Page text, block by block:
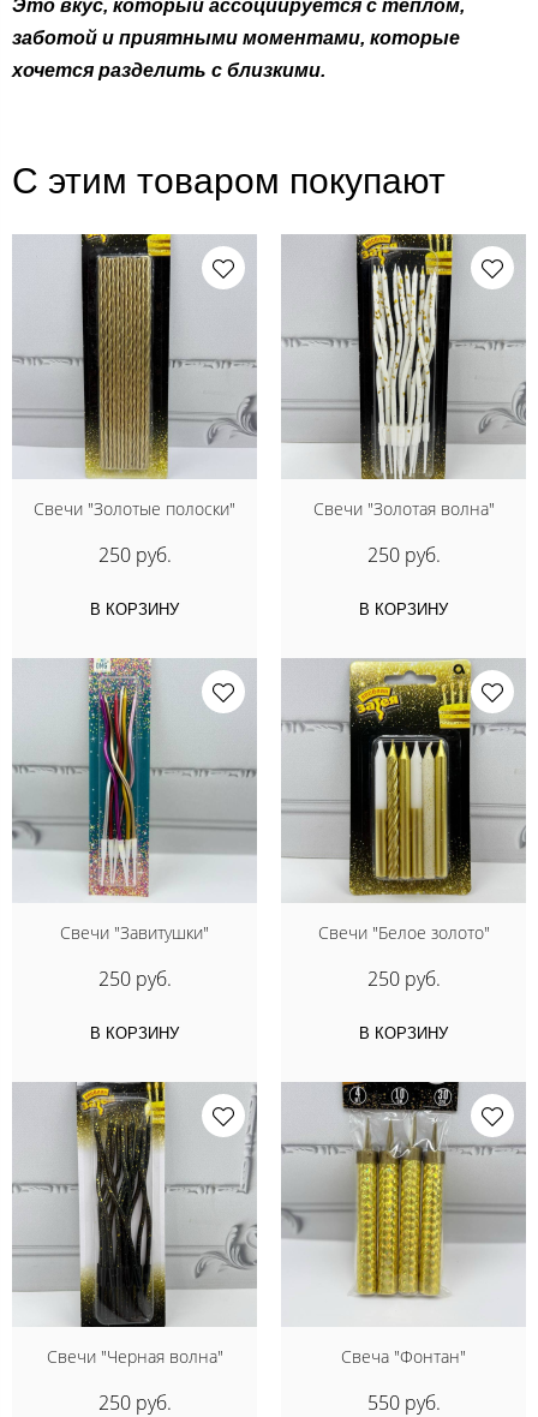
Это вкус, который ассоциируется с теплом,
заботой и приятными моментами, которые
хочется разделить с близкими.
С этим товаром покупают
Свечи "Золотые полоски"
250 руб.
В КОРЗИНУ
Свечи "Золотая волна"
250 руб.
В КОРЗИНУ
Свечи "Завитушки"
250 руб.
В КОРЗИНУ
Свечи "Белое золото"
250 руб.
В КОРЗИНУ
Свечи "Черная волна"
250 руб.
Свеча "Фонтан"
550 руб.